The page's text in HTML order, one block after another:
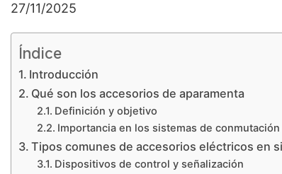
27/11/2025
Índice
Introducción
Qué son los accesorios de aparamenta
Definición y objetivo
Importancia en los sistemas de conmutación
Tipos comunes de accesorios eléctricos en
Dispositivos de control y señalización